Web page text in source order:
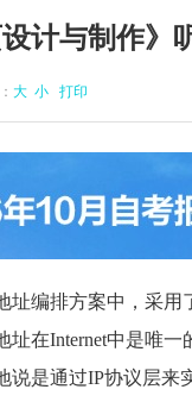
计与制作》
大 小 打印
址编排方案中，采
址在Internet中是唯
说是通过IP协议层来